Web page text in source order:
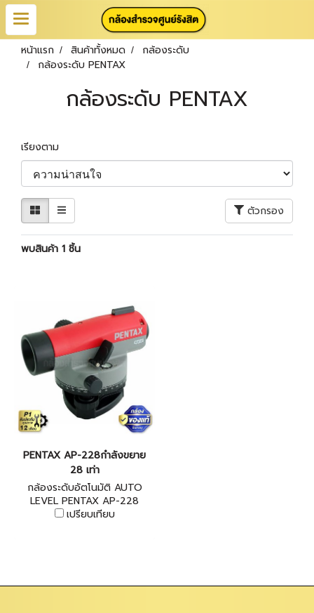
หน้าแรก สินค้าทั้งหมด
กล้องระดับ
กล้องระดับ PENTAX
กล้องระดับ PENTAX
เรียงตาม
ตัวกรอง
พบสินค้า 1 ชิ้น
PENTAX AP-228กำลังขยาย
28 เท่า
กล้องระดับอัตโนมัติ AUTO
LEVEL PENTAX AP-228
เปรียบเทียบ